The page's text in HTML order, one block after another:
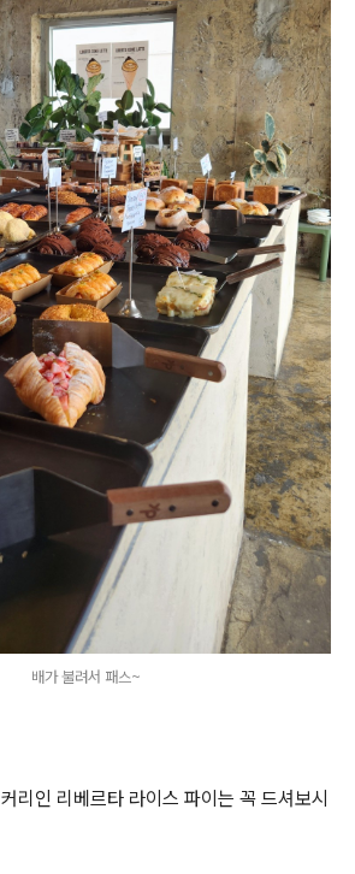
배가 불려서 패스~
리인 리베르타 라이스 파이는 꼭 드셔보시